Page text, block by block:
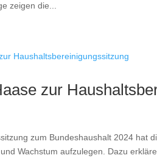
zeigen die...
zur
zum Bundeshaushalt 2024 hat
Wachstum aufzulegen. Dazu